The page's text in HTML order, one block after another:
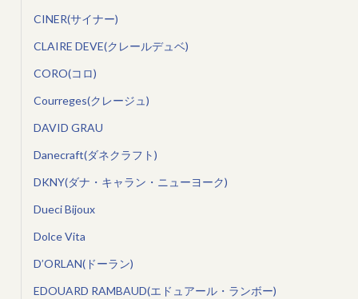
CINER(サイナー)
CLAIRE DEVE(クレールデュベ)
CORO(コロ)
Courreges(クレージュ)
DAVID GRAU
Danecraft(ダネクラフト)
DKNY(ダナ・キャラン・ニューヨーク)
Dueci Bijoux
Dolce Vita
D’ORLAN(ドーラン)
EDOUARD RAMBAUD(エドュアール・ランボー)